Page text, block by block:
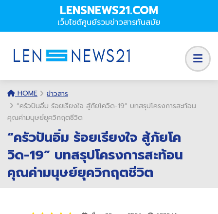
LENSNEWS21.COM
เว็บไซต์ศูนย์รวมข่าวสารทันสมัย
HOME
ข่าวสาร
“ครัวปันอิ่ม ร้อยเรียงใจ สู้ภัยโควิด-19” บทสรุปโครงการสะท้อน
คุณค่ามนุษย์ยุควิกฤตชีวิต
“ครัวปันอิ่ม ร้อยเรียงใจ สู้ภัยโค
วิด-19” บทสรุปโครงการสะท้อน
คุณค่ามนุษย์ยุควิกฤตชีวิต